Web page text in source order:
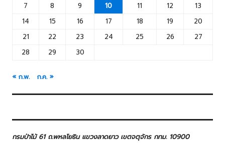
7
8 9 10 11 12
13
14
15 16 17 18 19
20
21
22 23 24 25 26
27
28
29 30
« ก.พ. ก.ค. »
กรมป่าไม้ 61 ถ.พหลโยธิน แขวงลาดยาว เขตจตุจักร กทม. 10900